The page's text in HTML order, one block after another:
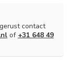
contact
of +31 648 49